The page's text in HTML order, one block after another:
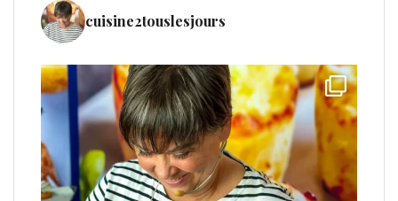
cuisine2touslesjours